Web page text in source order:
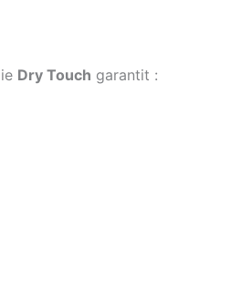
Dry Touch garantit :